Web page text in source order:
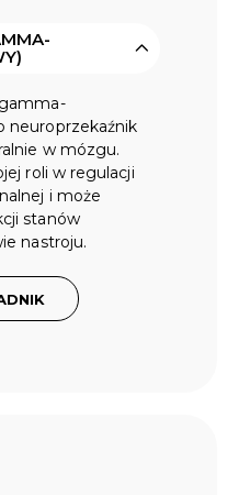
neuroprzekaźnik
w mózgu.
roli w regulacji
i może
stanów
nastroju.